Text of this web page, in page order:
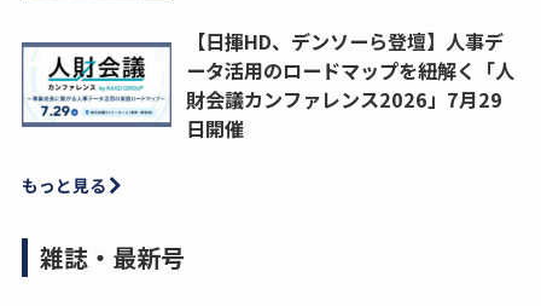
【日揮HD、デンソーら登壇】人事デ
ータ活用のロードマップを紐解く「人
財会議カンファレンス2026」7月29
日開催
もっと見る
雑誌・最新号